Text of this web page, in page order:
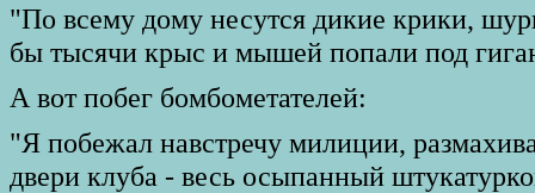
"По всему дому несутся дикие крики,
бы тысячи крыс и мышей попали под
А вот побег бомбометателей:
"Я побежал навстречу милиции,
двери клуба - весь осыпанный